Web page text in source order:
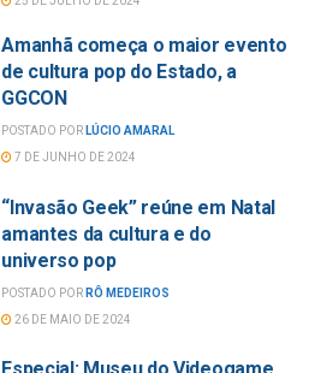
Amanhã começa o maior evento
de cultura pop do Estado, a
GGCON
POSTADO POR LÚCIO AMARAL
7 DE JUNHO DE 2024
“Invasão Geek” reúne em Natal
amantes da cultura e do
universo pop
POSTADO POR RÔ MEDEIROS
26 DE MAIO DE 2024